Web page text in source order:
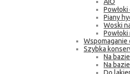
Piany
Woski
Wspomaganie
Szybka
Na
Na